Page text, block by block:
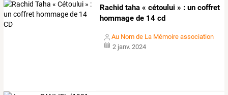
Rachid taha « cétoului » : un coffret
hommage de 14 cd
Au Nom de La Mémoire association
2 janv. 2024